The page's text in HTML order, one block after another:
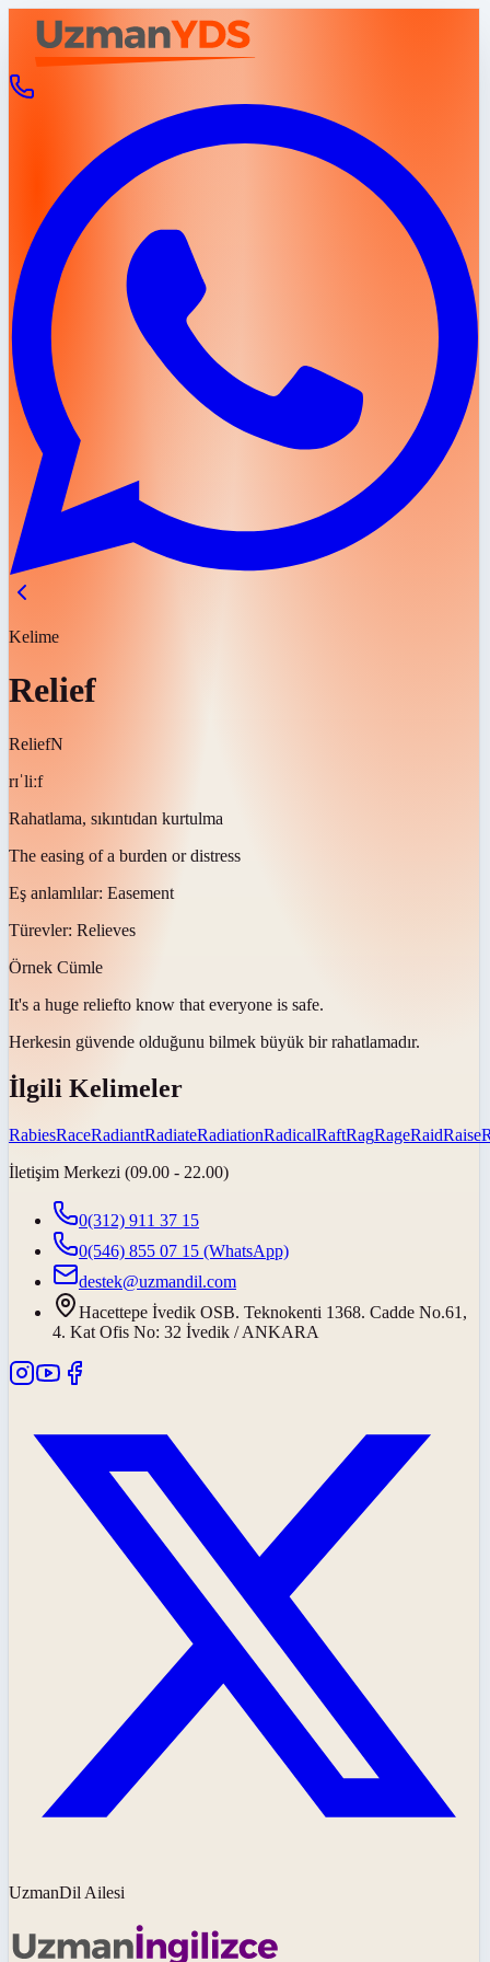
Kelime
Relief
ReliefN
rɪˈliːf
Rahatlama, sıkıntıdan kurtulma
The easing of a burden or distress
Eş anlamlılar: Easement
Türevler: Relieves
Örnek Cümle
It's a huge reliefto know that everyone is safe.
Herkesin güvende olduğunu bilmek büyük bir rahatlamadır.
İlgili Kelimeler
RabiesRaceRadiantRadiateRadiationRadicalRaftRagRageRaidRaise
İletişim Merkezi (09.00 - 22.00)
0(312) 911 37 15
0(546) 855 07 15 (WhatsApp)
destek@uzmandil.com
Hacettepe İvedik OSB. Teknokenti 1368. Cadde No.61,
4. Kat Ofis No: 32 İvedik / ANKARA
UzmanDil Ailesi